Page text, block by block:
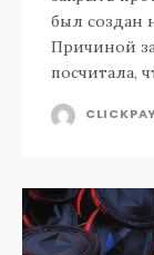
был создан
Причиной
посчитала,